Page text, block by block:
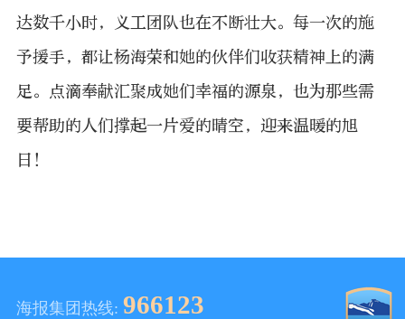
达数千小时，义工团队也在不断壮大。每一次的施
予援手，都让杨海荣和她的伙伴们收获精神上的满
足。点滴奉献汇聚成她们幸福的源泉，也为那些需
要帮助的人们撑起一片爱的晴空，迎来温暖的旭
日！
海报集团热线: 966123